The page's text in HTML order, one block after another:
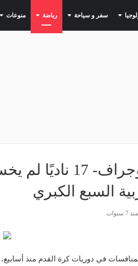
(current) سفر و سياحة (current) رياضة (current) منوعات
إنفوجراف- 17
السبع الكبري
منذ 7 سنوات
في دوريات كرة القدم منذ